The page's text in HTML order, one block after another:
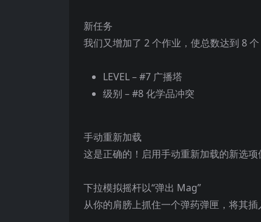
新任务
我们又增加了 2 个作业，使总数达到 8 个
LEVEL – #7 广播塔
级别 – #8 化学品冲突
手动重新加载
这是正确的！启用手动重新加载的新选
下拉模拟摇杆以“弹出 Mag”
从你的肩膀上抓住一个弹药弹匣，将其插